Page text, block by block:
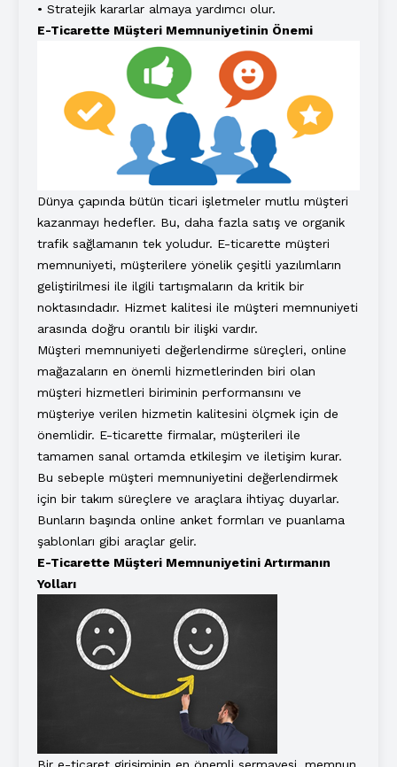
• Stratejik kararlar almaya yardımcı olur.
E-Ticarette Müşteri Memnuniyetinin Önemi
Dünya çapında bütün ticari işletmeler mutlu müşteri
kazanmayı hedefler. Bu, daha fazla satış ve organik
trafik sağlamanın tek yoludur. E-ticarette müşteri
memnuniyeti, müşterilere yönelik çeşitli yazılımların
geliştirilmesi ile ilgili tartışmaların da kritik bir
noktasındadır. Hizmet kalitesi ile müşteri memnuniyeti
arasında doğru orantılı bir ilişki vardır.
Müşteri memnuniyeti değerlendirme süreçleri, online
mağazaların en önemli hizmetlerinden biri olan
müşteri hizmetleri biriminin performansını ve
müşteriye verilen hizmetin kalitesini ölçmek için de
önemlidir. E-ticarette firmalar, müşterileri ile
tamamen sanal ortamda etkileşim ve iletişim kurar.
Bu sebeple müşteri memnuniyetini değerlendirmek
için bir takım süreçlere ve araçlara ihtiyaç duyarlar.
Bunların başında online anket formları ve puanlama
şablonları gibi araçlar gelir.
E-Ticarette Müşteri Memnuniyetini Artırmanın
Yolları